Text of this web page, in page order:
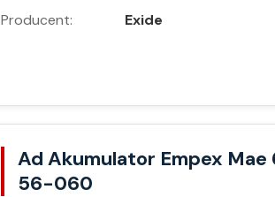
Producent: Exide
Ad Akumulator Empex Mae
56-060